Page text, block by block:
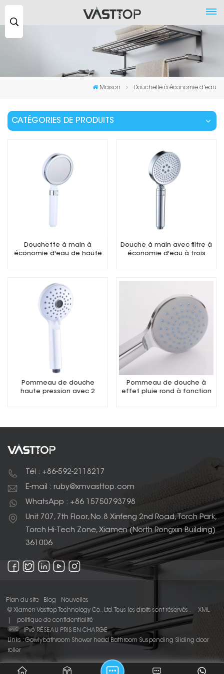
Maison Douchette à économie d'eau
CATÉGORIES DE PRODUITS
Douchette à main à
économie d'eau de haute
Douche à main avec filtre à
économie d'eau à trois
Pommeau de douche
haute pression avec 2
Pommeau de douche à
effet pluie rond à fonction
Tél : +86-592-2118217
E-mail : ruby@xmvasttop.com
WhatsApp : +86 15750793798
Unit 707, 7th Floor, No.8 Xinfeng 2nd Road, Torch Park,
Torch Hi-Tech Zone, Xiamen (North Rongxin Building)
361006
Plan du site Blog
Nouvelles
© Xiamen Vasttop Technology Co., Ltd. Tous les droits sont réservés .
XML
politique de confidentialité
IPv6 RÉSEAU PRIS EN CHARGE
Links :Gowlybathroom Shower head Bathroom Suspending Sliding door
roller